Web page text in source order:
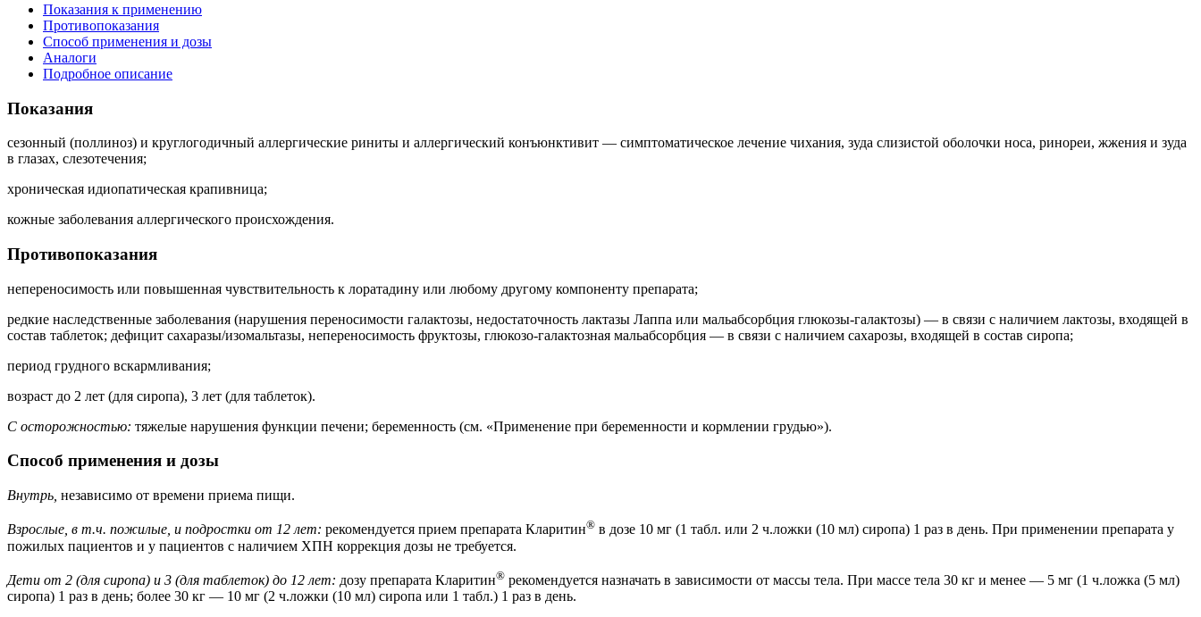
Показания к применению
Противопоказания
Способ применения и дозы
Аналоги
Подробное описание
Показания
сезонный (поллиноз) и круглогодичный аллергические риниты и аллергический конъюнктивит — симптоматическое лечение чихания, зуда слизистой оболочки носа, ринореи, жжения и зуда
в глазах, слезотечения;
хроническая идиопатическая крапивница;
кожные заболевания аллергического происхождения.
Противопоказания
непереносимость или повышенная чувствительность к лоратадину или любому другому компоненту препарата;
редкие наследственные заболевания (нарушения переносимости галактозы, недостаточность лактазы Лаппа или мальабсорбция глюкозы-галактозы) — в связи с наличием лактозы, входящей в
состав таблеток; дефицит сахаразы/изомальтазы, непереносимость фруктозы, глюкозо-галактозная мальабсорбция — в связи с наличием сахарозы, входящей в состав сиропа;
период грудного вскармливания;
возраст до 2 лет (для сиропа), 3 лет (для таблеток).
С осторожностью: тяжелые нарушения функции печени; беременность (см. «Применение при беременности и кормлении грудью»).
Способ применения и дозы
Внутрь, независимо от времени приема пищи.
Взрослые, в т.ч. пожилые, и подростки от 12 лет: рекомендуется прием препарата Кларитин® в дозе 10 мг (1 табл. или 2 ч.ложки (10 мл) сиропа) 1 раз в день. При применении препарата у
пожилых пациентов и у пациентов с наличием ХПН коррекция дозы не требуется.
Дети от 2 (для сиропа) и 3 (для таблеток) до 12 лет: дозу препарата Кларитин® рекомендуется назначать в зависимости от массы тела. При массе тела 30 кг и менее — 5 мг (1 ч.ложка (5 мл)
сиропа) 1 раз в день; более 30 кг — 10 мг (2 ч.ложки (10 мл) сиропа или 1 табл.) 1 раз в день.